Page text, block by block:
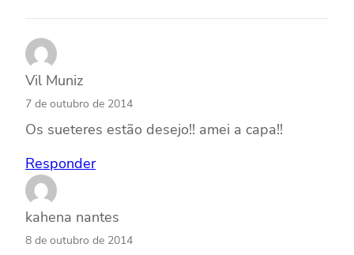
Vil Muniz
7 de outubro de 2014
Os sueteres estão desejo!! amei a capa!!
Responder
kahena nantes
8 de outubro de 2014